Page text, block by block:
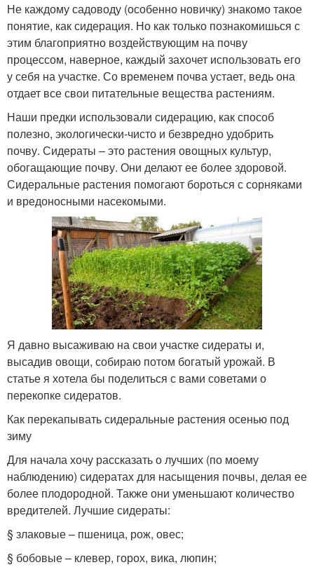
Не каждому садоводу (особенно новичку) знакомо такое
понятие, как сидерация. Но как только познакомишься с
этим благоприятно воздействующим на почву
процессом, наверное, каждый захочет использовать его
у себя на участке. Со временем почва устает, ведь она
отдает все свои питательные вещества растениям.
Наши предки использовали сидерацию, как способ
полезно, экологически-чисто и безвредно удобрить
почву. Сидераты – это растения овощных культур,
обогащающие почву. Они делают ее более здоровой.
Сидеральные растения помогают бороться с сорняками
и вредоносными насекомыми.
Я давно высаживаю на свои участке сидераты и,
высадив овощи, собираю потом богатый урожай. В
статье я хотела бы поделиться с вами советами о
перекопке сидератов.
Как перекапывать сидеральные растения осенью под
зиму
Для начала хочу рассказать о лучших (по моему
наблюдению) сидератах для насыщения почвы, делая ее
более плодородной. Также они уменьшают количество
вредителей. Лучшие сидераты:
§ злаковые – пшеница, рож, овес;
§ бобовые – клевер, горох, вика, люпин;